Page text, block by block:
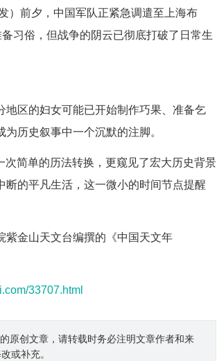
）前夕，中国军队正紧急调遣至上海布
习俗，但战争的阴云已彻底打破了日常生
区的妇女可能已开始制作巧果、准备乞
历史叙事中一个沉默的注脚。
简单的历法转换，更窥见了宏大历史背景
的平凡生活，这一微小的时间节点提醒
紫金山天文台编撰的《中国天文年
33707.html
原创文章，请转载时务必注明文章作者和来
或补充。